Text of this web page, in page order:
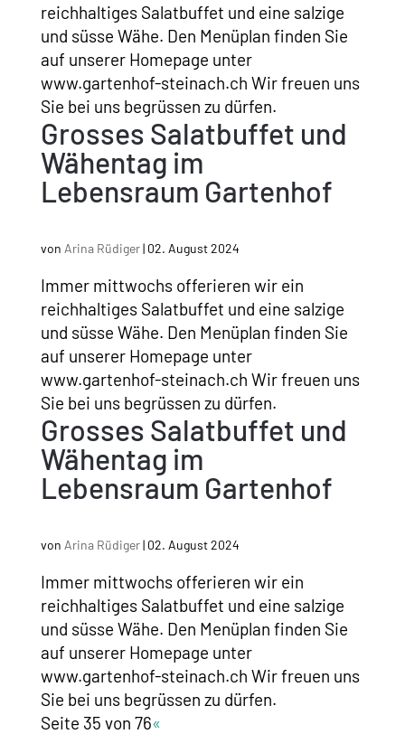
reichhaltiges Salatbuffet und eine salzige
und süsse Wähe. Den Menüplan finden Sie
auf unserer Homepage unter
www.gartenhof-steinach.ch Wir freuen uns
Sie bei uns begrüssen zu dürfen.
Grosses Salatbuffet und
Wähentag im
Lebensraum Gartenhof
von Arina Rüdiger| 02. August 2024
Immer mittwochs offerieren wir ein
reichhaltiges Salatbuffet und eine salzige
und süsse Wähe. Den Menüplan finden Sie
auf unserer Homepage unter
www.gartenhof-steinach.ch Wir freuen uns
Sie bei uns begrüssen zu dürfen.
Grosses Salatbuffet und
Wähentag im
Lebensraum Gartenhof
von Arina Rüdiger| 02. August 2024
Immer mittwochs offerieren wir ein
reichhaltiges Salatbuffet und eine salzige
und süsse Wähe. Den Menüplan finden Sie
auf unserer Homepage unter
www.gartenhof-steinach.ch Wir freuen uns
Sie bei uns begrüssen zu dürfen.
Seite 35 von 76«